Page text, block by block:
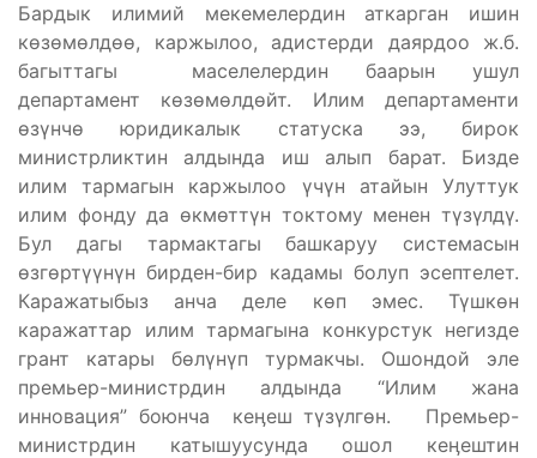
Бардык илимий мекемелердин аткарган ишин
көзөмөлдөө, каржылоо, адистерди даярдоо ж.б.
багыттагы маселелердин баарын ушул
департамент көзөмөлдөйт. Илим департаменти
өзүнчө юридикалык статуска ээ, бирок
министрликтин алдында иш алып барат. Бизде
илим тармагын каржылоо үчүн атайын Улуттук
илим фонду да өкмөттүн токтому менен түзүлдү.
Бул дагы тармактагы башкаруу системасын
өзгөртүүнүн бирден-бир кадамы болуп эсептелет.
Каражатыбыз анча деле көп эмес. Түшкөн
каражаттар илим тармагына конкурстук негизде
грант катары бөлүнүп турмакчы. Ошондой эле
премьер-министрдин алдында “Илим жана
инновация” боюнча кеӊеш түзүлгөн. Премьер-
министрдин катышуусунда ошол кеӊештин